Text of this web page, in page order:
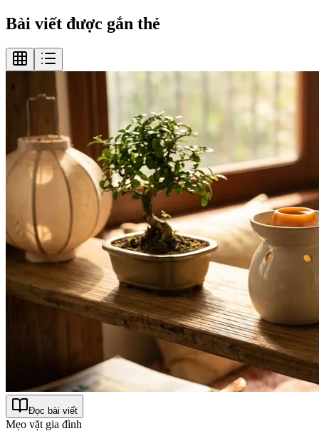
Bài viết được gắn thẻ
Đọc bài viết
Mẹo vặt gia đình